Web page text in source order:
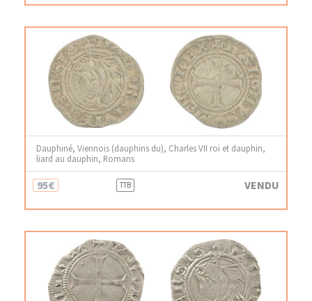
Dauphiné, Viennois (dauphins du), Charles VII roi et dauphin,
liard au dauphin, Romans
95€ TTB VENDU